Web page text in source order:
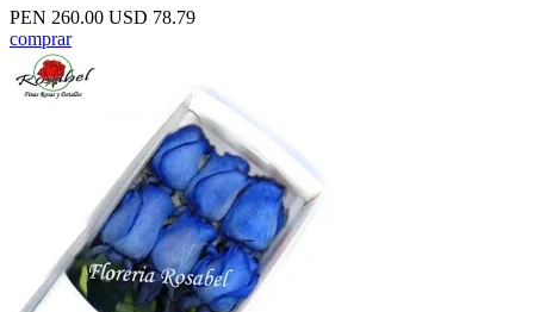
PEN 260.00 USD 78.79
comprar